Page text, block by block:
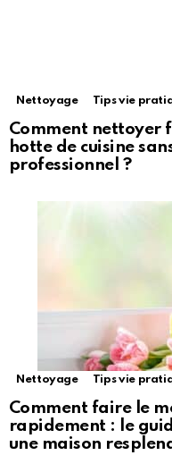
Nettoyage Tips vie
Comment nettoyer
hotte de cuisine
professionnel ?
Nettoyage Tips vie
Comment faire le
rapidement : le
une maison